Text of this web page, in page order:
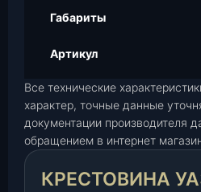
о
в
и
н
У
Габариты
Артикул
Все технические
характер, точные данные
документации производителя
обращением в интернет
КРЕСТОВИНА